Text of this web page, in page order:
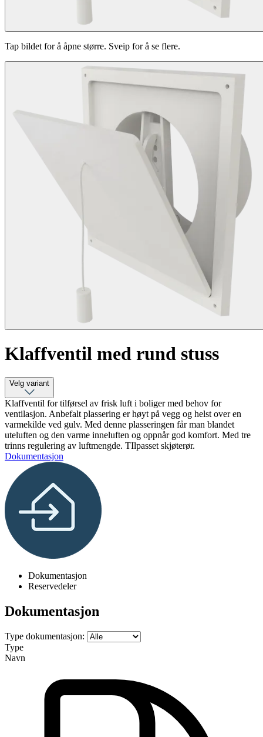
Tap bildet for å åpne større. Sveip for å se flere.
Klaffventil med rund stuss
Velg variant
Klaffventil for tilførsel av frisk luft i boliger med behov for
ventilasjon. Anbefalt plassering er høyt på vegg og helst over en
varmekilde ved gulv. Med denne plasseringen får man blandet
uteluften og den varme inneluften og oppnår god komfort. Med tre
trinns regulering av luftmengde. TIlpasset skjøterør.
Dokumentasjon
Dokumentasjon
Reservedeler
Dokumentasjon
Type dokumentasjon:
Type
Navn